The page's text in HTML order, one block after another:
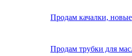
Продам качалки, новые
Продам трубки для